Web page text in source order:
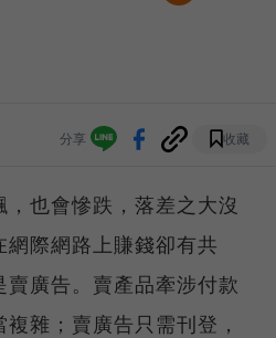
分享 收藏
也會慘跌，落差之大沒
網際網路上賺錢卻有共
廣告。賣產品牽涉付款
雜；賣廣告只需刊登，